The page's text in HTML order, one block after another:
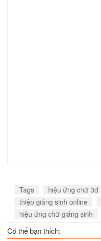
Tags hiệu ứng chữ 3d
thiệp giáng sinh online
hiệu ứng chữ giáng sinh
Có thể bạn thích: